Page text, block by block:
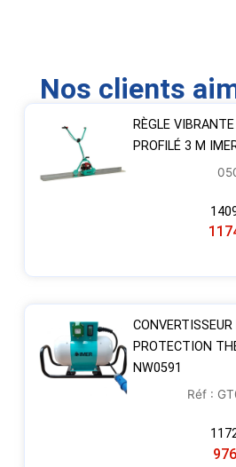
Nos clients
RÈGLE
PROFILÉ 3 M
PROTECTION
NW0591
Réf :